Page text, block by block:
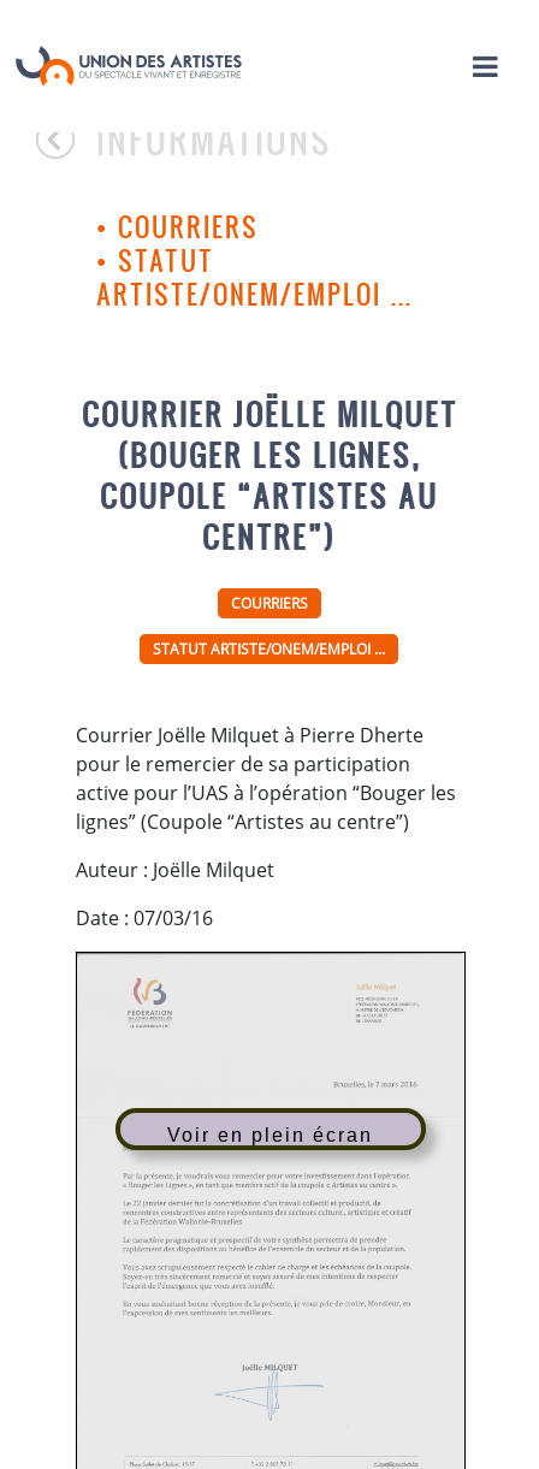
INFORMATIONS
• COURRIERS
• STATUT
ARTISTE/ONEM/EMPLOI ...
COURRIER JOËLLE MILQUET
(BOUGER LES LIGNES,
COUPOLE “ARTISTES AU
CENTRE”)
COURRIERS
STATUT ARTISTE/ONEM/EMPLOI ...
Courrier Joëlle Milquet à Pierre Dherte
pour le remercier de sa participation
active pour l’UAS à l’opération “Bouger les
lignes” (Coupole “Artistes au centre”)
Auteur : Joëlle Milquet
Date : 07/03/16
Voir en plein écran